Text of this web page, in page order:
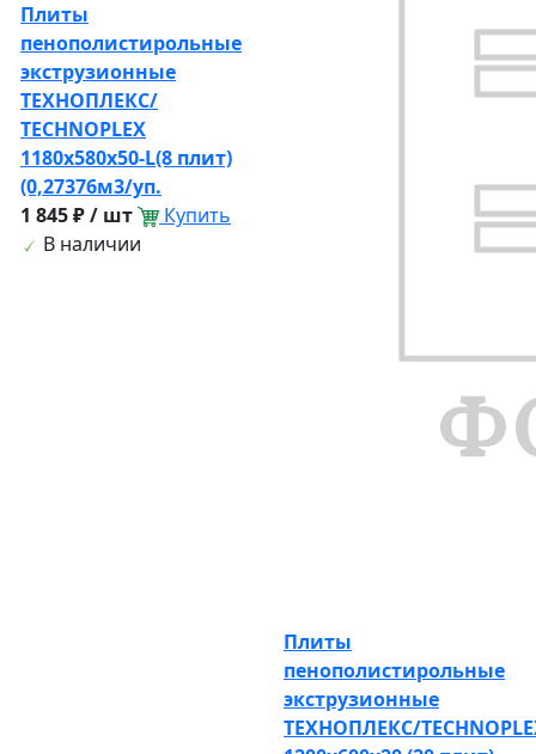
Плиты
пенополистирольные
экструзионные
ТЕХНОПЛЕКС/
TECHNOPLEX
1180х580х50-L(8 плит)
(0,27376м3/уп.
1 845 ₽ / шт
Купить
В наличии
Плиты
пенополистирольные
экструзионные
ТЕХНОПЛЕКС/